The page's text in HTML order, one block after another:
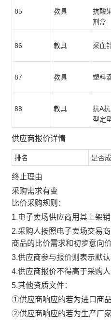
85 教具
抗酸
剂盒
86 教具 采血
87 教具 塑料
88 教具
抗A
型定
供应商报价详情
排名 是否
终止理由
采购需求有变
比价采购规则：
1.电子卖场供应商用其上架
2.采购人按照电子卖场交易
商品的比价需求和初步意向
3.供应商参与报价则表示默
4.供应商报价不得高于采购
5.其他资质文件：
①供应商响应的若为进口商
②供应商响应的若为生产厂